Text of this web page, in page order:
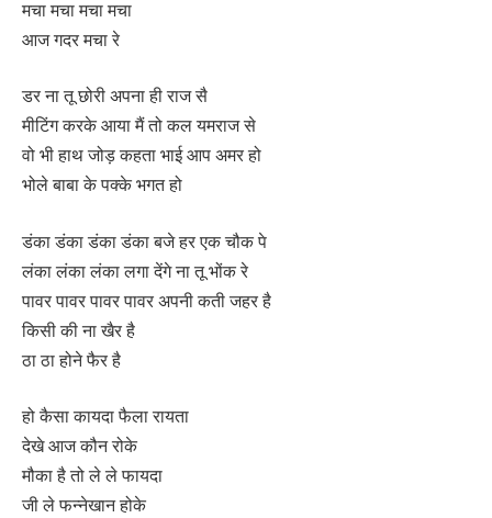
मचा मचा मचा मचा
आज गदर मचा रे
डर ना तू छोरी अपना ही राज सै
मीटिंग करके आया मैं तो कल यमराज से
वो भी हाथ जोड़ कहता भाई आप अमर हो
भोले बाबा के पक्के भगत हो
डंका डंका डंका डंका बजे हर एक चौक पे
लंका लंका लंका लगा देंगे ना तू भोंक रे
पावर पावर पावर पावर अपनी कती जहर है
किसी की ना खैर है
ठा ठा होने फैर है
हो कैसा कायदा फैला रायता
देखे आज कौन रोके
मौका है तो ले ले फायदा
जी ले फन्नेखान होके